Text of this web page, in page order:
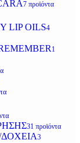
7 προϊόντα
LIP OILS4
1
31 προϊόντα
ΔΟΧΕΙΑ3